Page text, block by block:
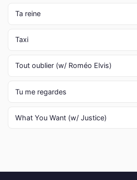
Ta reine
Taxi
Tout oublier (w/ Roméo Elvis)
Tu me regardes
What You Want (w/ Justice)